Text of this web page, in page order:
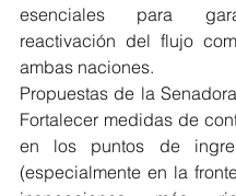
esenciales para
reactivación del flujo
ambas naciones.
Propuestas de la
Fortalecer medidas de
en los puntos de
(especialmente en la